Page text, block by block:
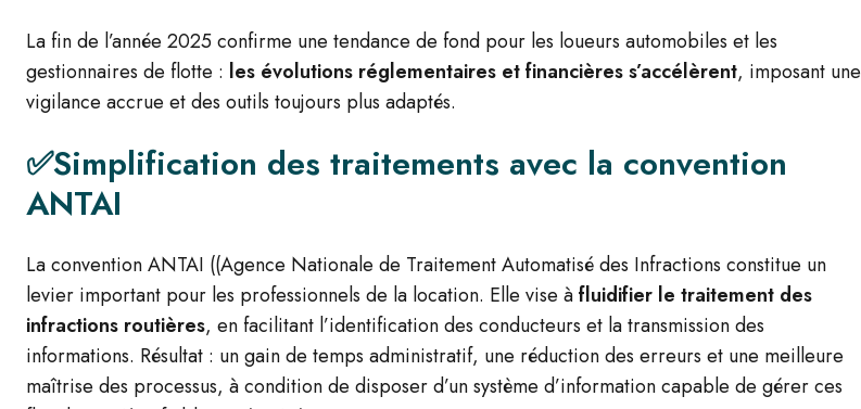
La fin de l’année 2025 confirme une tendance de fond pour les loueurs automobiles et les
gestionnaires de flotte : les évolutions réglementaires et financières s’accélèrent, imposant une
vigilance accrue et des outils toujours plus adaptés.
✅Simplification des traitements avec la convention
ANTAI
La convention ANTAI ((Agence Nationale de Traitement Automatisé des Infractions constitue un
levier important pour les professionnels de la location. Elle vise àfluidifier le traitement des
infractions routières, en facilitant l’identification des conducteurs et la transmission des
informations. Résultat : un gain de temps administratif, une réduction des erreurs et une meilleure
maîtrise des processus, à condition de disposer d’un système d’information capable de gérer ces